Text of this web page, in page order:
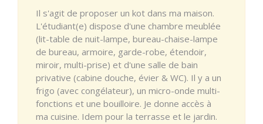
Il s'agit de proposer un kot dans ma maison.
L'étudiant(e) dispose d'une chambre meublée
(lit-table de nuit-lampe, bureau-chaise-lampe
de bureau, armoire, garde-robe, étendoir,
miroir, multi-prise) et d'une salle de bain
privative (cabine douche, évier & WC). Il y a un
frigo (avec congélateur), un micro-onde multi-
fonctions et une bouilloire. Je donne accès à
ma cuisine. Idem pour la terrasse et le jardin.